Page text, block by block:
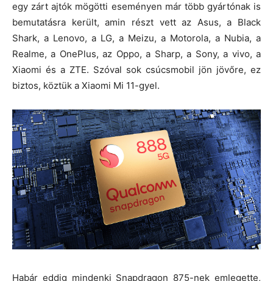
egy zárt ajtók mögötti eseményen már több gyártónak is
bemutatásra került, amin részt vett az Asus, a Black
Shark, a Lenovo, a LG, a Meizu, a Motorola, a Nubia, a
Realme, a OnePlus, az Oppo, a Sharp, a Sony, a vivo, a
Xiaomi és a ZTE. Szóval sok csúcsmobil jön jövőre, ez
biztos, köztük a Xiaomi Mi 11-gyel.
Habár eddig mindenki Snapdragon 875-nek emlegette,